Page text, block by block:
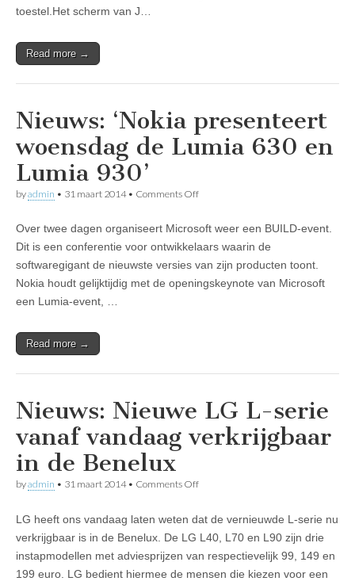
toestel.Het scherm van J…
Read more →
Nieuws: ‘Nokia presenteert
woensdag de Lumia 630 en
Lumia 930’
byadmin • 31 maart 2014• Comments Offon
presenteert
woensdag
Lumia
630
Over twee dagen organiseert Microsoft weer een BUILD-event.
Dit is een conferentie voor ontwikkelaars waarin de
softwaregigant de nieuwste versies van zijn producten toont.
Nokia houdt gelijktijdig met de openingskeynote van Microsoft
een Lumia-event, …
Read more →
Nieuws: Nieuwe LG L-serie
vanaf vandaag verkrijgbaar
in de Benelux
byadmin • 31 maart 2014• Comments Offon
LG
L-
vanaf
vandaag
LG heeft ons vandaag laten weten dat de vernieuwde L-serie nu
verkrijgbaar is in de Benelux. De LG L40, L70 en L90 zijn drie
instapmodellen met adviesprijzen van respectievelijk 99, 149 en
199 euro. LG bedient hiermee de mensen die kiezen voor een